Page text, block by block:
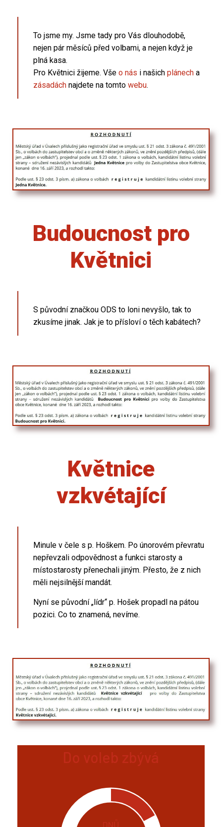
To jsme my. Jsme tady pro Vás dlouhodobě,
nejen pár měsíců před volbami, a nejen když je
plná kasa.
Pro Květnici žijeme. Vše o nás i našich plánech a
zásadách najdete na tomto webu.
Budoucnost pro
Květnici
S původní značkou ODS to loni nevyšlo, tak to
zkusíme jinak. Jak je to přísloví o těch kabátech?
Květnice
vzkvétající
Minule v čele s p. Hoškem. Po únorovém převratu
nepřevzali odpovědnost a funkci starosty a
místostarosty přenechali jiným. Přesto, že z nich
měli nejsilnější mandát.
Nyní se původní „lídr“ p. Hošek propadl na pátou
pozici. Co to znamená, nevíme.